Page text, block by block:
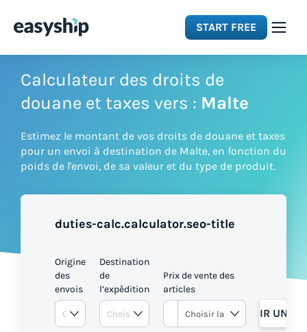
START FREE
Solutions
Integrations
Pricing
Calculateur des droits de
douane et taxes vers : Malte
Estimez le montant de vos droits de douane et taxes
pour un envoi à destination de Malte, en fonction du
poids de l'envoi, de sa valeur et du type de produit.
duties-calc.calculator.seo-title
Origine
des
envois
Destination
de
l’expédition
Prix de vente des
articles
OBTENIR UN